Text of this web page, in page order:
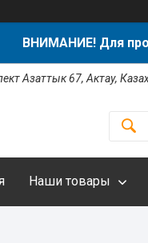
ВНИМАНИЕ! Для
Азаттык 67, Актау,
Наши товары